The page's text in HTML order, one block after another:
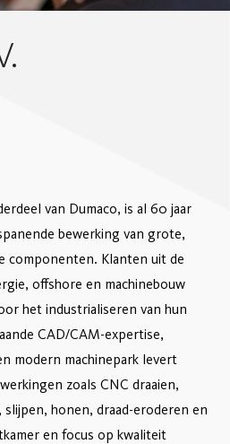
van Dumaco, is al 60 jaar
bewerking van grote,
componenten. Klanten uit de
offshore en machinebouw
het industrialiseren van hun
CAD/CAM-expertise,
modern machinepark levert
zoals CNC draaien,
honen, draad-eroderen en
en focus op kwaliteit